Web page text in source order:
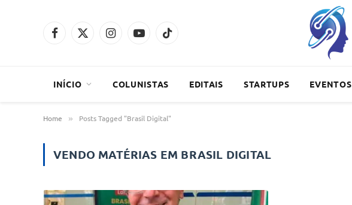
Facebook
X
InstagramYouTubeTikTok
INÍCIO COLUNISTAS EDITAIS STARTUPS EVENTOS
Home » Posts Tagged "Brasil Digital"
VENDO MATÉRIAS EM BRASIL DIGITAL